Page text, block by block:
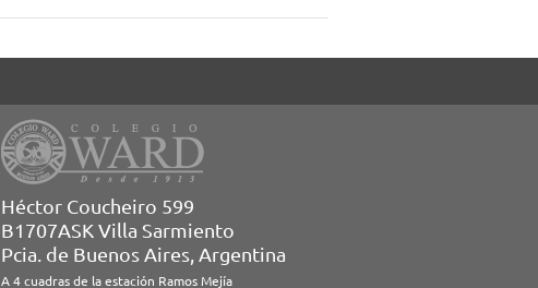
Héctor Coucheiro 599
B1707ASK Villa Sarmiento
Pcia. de Buenos Aires, Argentina
A 4 cuadras de la estación Ramos Mejía